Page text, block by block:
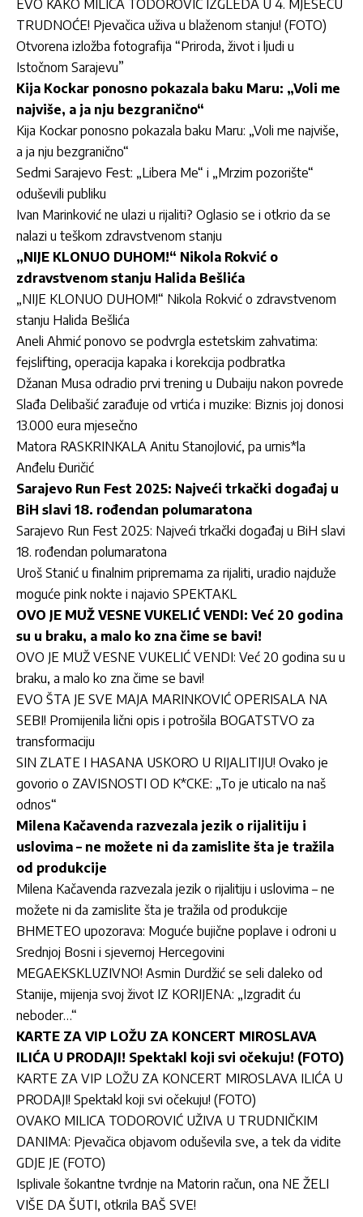
EVO KAKO MILICA TODOROVIĆ IZGLEDA U 4. MJESECU
TRUDNOĆE! Pjevačica uživa u blaženom stanju! (FOTO)
Otvorena izložba fotografija “Priroda, život i ljudi u
Istočnom Sarajevu”
Kija Kockar ponosno pokazala baku Maru: „Voli me
najviše, a ja nju bezgranično“
Kija Kockar ponosno pokazala baku Maru: „Voli me najviše,
a ja nju bezgranično“
Sedmi Sarajevo Fest: „Libera Me“ i „Mrzim pozorište“
oduševili publiku
Ivan Marinković ne ulazi u rijaliti? Oglasio se i otkrio da se
nalazi u teškom zdravstvenom stanju
„NIJE KLONUO DUHOM!“ Nikola Rokvić o
zdravstvenom stanju Halida Bešlića
„NIJE KLONUO DUHOM!“ Nikola Rokvić o zdravstvenom
stanju Halida Bešlića
Aneli Ahmić ponovo se podvrgla estetskim zahvatima:
fejslifting, operacija kapaka i korekcija podbratka
Džanan Musa odradio prvi trening u Dubaiju nakon povrede
Slađa Delibašić zarađuje od vrtića i muzike: Biznis joj donosi
13.000 eura mjesečno
Matora RASKRINKALA Anitu Stanojlović, pa urnis*la
Anđelu Đuričić
Sarajevo Run Fest 2025: Najveći trkački događaj u
BiH slavi 18. rođendan polumaratona
Sarajevo Run Fest 2025: Najveći trkački događaj u BiH slavi
18. rođendan polumaratona
Uroš Stanić u finalnim pripremama za rijaliti, uradio najduže
moguće pink nokte i najavio SPEKTAKL
OVO JE MUŽ VESNE VUKELIĆ VENDI: Već 20 godina
su u braku, a malo ko zna čime se bavi!
OVO JE MUŽ VESNE VUKELIĆ VENDI: Već 20 godina su u
braku, a malo ko zna čime se bavi!
EVO ŠTA JE SVE MAJA MARINKOVIĆ OPERISALA NA
SEBI! Promijenila lični opis i potrošila BOGATSTVO za
transformaciju
SIN ZLATE I HASANA USKORO U RIJALITIJU! Ovako je
govorio o ZAVISNOSTI OD K*CKE: „To je uticalo na naš
odnos“
Milena Kačavenda razvezala jezik o rijalitiju i
uslovima – ne možete ni da zamislite šta je tražila
od produkcije
Milena Kačavenda razvezala jezik o rijalitiju i uslovima – ne
možete ni da zamislite šta je tražila od produkcije
BHMETEO upozorava: Moguće bujične poplave i odroni u
Srednjoj Bosni i sjevernoj Hercegovini
MEGAEKSKLUZIVNO! Asmin Durdžić se seli daleko od
Stanije, mijenja svoj život IZ KORIJENA: „Izgradit ću
neboder…“
KARTE ZA VIP LOŽU ZA KONCERT MIROSLAVA
ILIĆA U PRODAJI! Spektakl koji svi očekuju! (FOTO)
KARTE ZA VIP LOŽU ZA KONCERT MIROSLAVA ILIĆA U
PRODAJI! Spektakl koji svi očekuju! (FOTO)
OVAKO MILICA TODOROVIĆ UŽIVA U TRUDNIČKIM
DANIMA: Pjevačica objavom oduševila sve, a tek da vidite
GDJE JE (FOTO)
Isplivale šokantne tvrdnje na Matorin račun, ona NE ŽELI
VIŠE DA ŠUTI, otkrila BAŠ SVE!